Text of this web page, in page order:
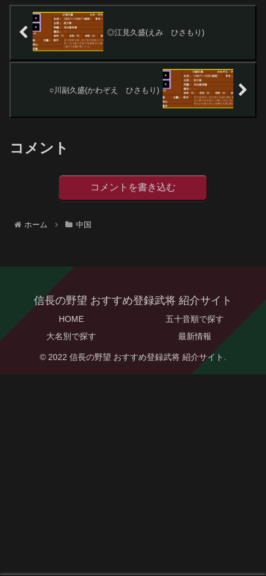
◎江見久盛(えみ ひさもり)
○川副久盛(かわぞえ ひさもり)
コメント
コメントを書き込む
ホーム 中国
信長の野望 おすすめ登録武将 紹介サイト
HOME
五十音順で探す
大名別で探す
最新情報
© 2022 信長の野望 おすすめ登録武将 紹介サイト.